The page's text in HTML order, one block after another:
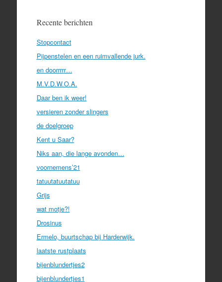
Recente berichten
Stopcontact
Pijpenstelen en een ruimvallende jurk.
en doorrrrr…
M.V.D.W.O.A.
Daar ben ik weer!
versieren zonder slingers
de doelgroep
Kent u Saar?
Niks aan, die lange avonden…
voornemens’21
tatuutatuutatuu
Grijs
wat motje?!
Drosinus
Ermelo, buurtschap bij Harderwijk.
laatste rustplaats
bijenblundertjes2
bijenblundertjes1